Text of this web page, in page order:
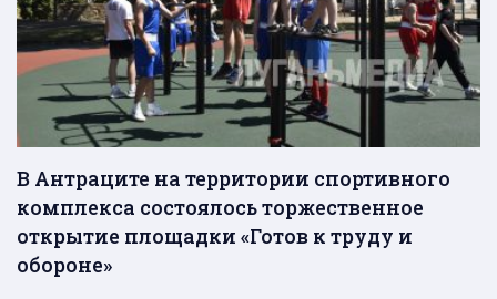
В Антраците на территории спортивного
комплекса состоялось торжественное
открытие площадки «Готов к труду и
обороне»